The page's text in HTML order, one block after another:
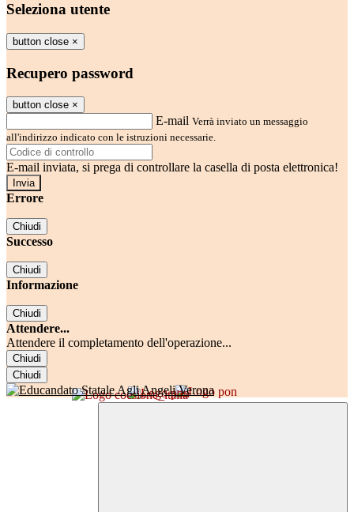
Seleziona utente
button close ×
Recupero password
button close ×
E-mail Verrà inviato un messaggio
all'indirizzo indicato con le istruzioni necessarie.
E-mail inviata, si prega di controllare la casella di posta elettronica!
Errore
Chiudi
Successo
Chiudi
Informazione
Chiudi
Attendere...
Attendere il completamento dell'operazione...
Chiudi
Chiudi